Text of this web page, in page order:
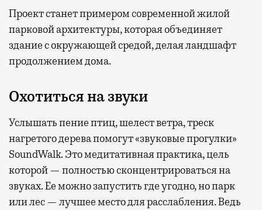
Проект станет примером современной жилой
парковой архитектуры, которая объединяет
здание с окружающей средой, делая ландшафт
продолжением дома.
Охотиться на звуки
Услышать пение птиц, шелест ветра, треск
нагретого дерева помогут «звуковые прогулки»
SoundWalk. Это медитативная практика, цель
которой — полностью сконцентрироваться на
звуках. Ее можно запустить где угодно, но парк
или лес — лучшее место для расслабления. Ведь